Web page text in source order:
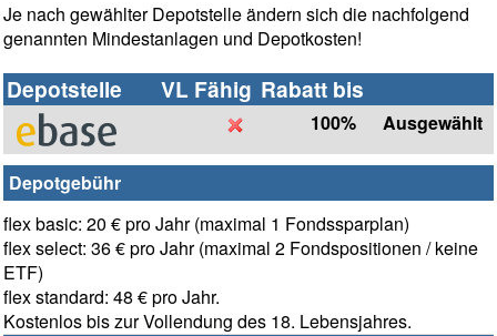
Je nach gewählter Depotstelle ändern sich die nachfolgend
genannten Mindestanlagen und Depotkosten!
Depotstelle VL Fähig Rabatt bis
100% Ausgewählt
Depotgebühr
flex basic: 20 € pro Jahr (maximal 1 Fondssparplan)
flex select: 36 € pro Jahr (maximal 2 Fondspositionen / keine
ETF)
flex standard: 48 € pro Jahr.
Kostenlos bis zur Vollendung des 18. Lebensjahres.